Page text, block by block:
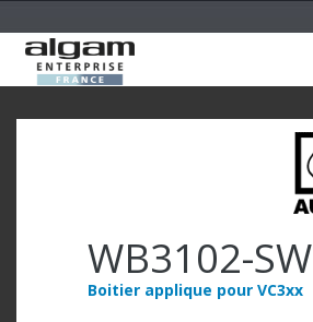
WB3102-SW
Boitier applique pour VC3xx